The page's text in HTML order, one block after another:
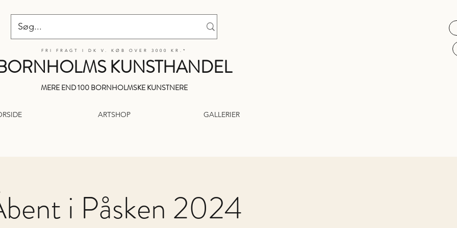
FRI FRAGT I DK V. KØB OVER 3000 KR.*
KUNSTHANDEL
MERE END 100 BORNHOLMSKE KUNSTNERE
ARTSHOP GALLERIER
i Påsken 2024